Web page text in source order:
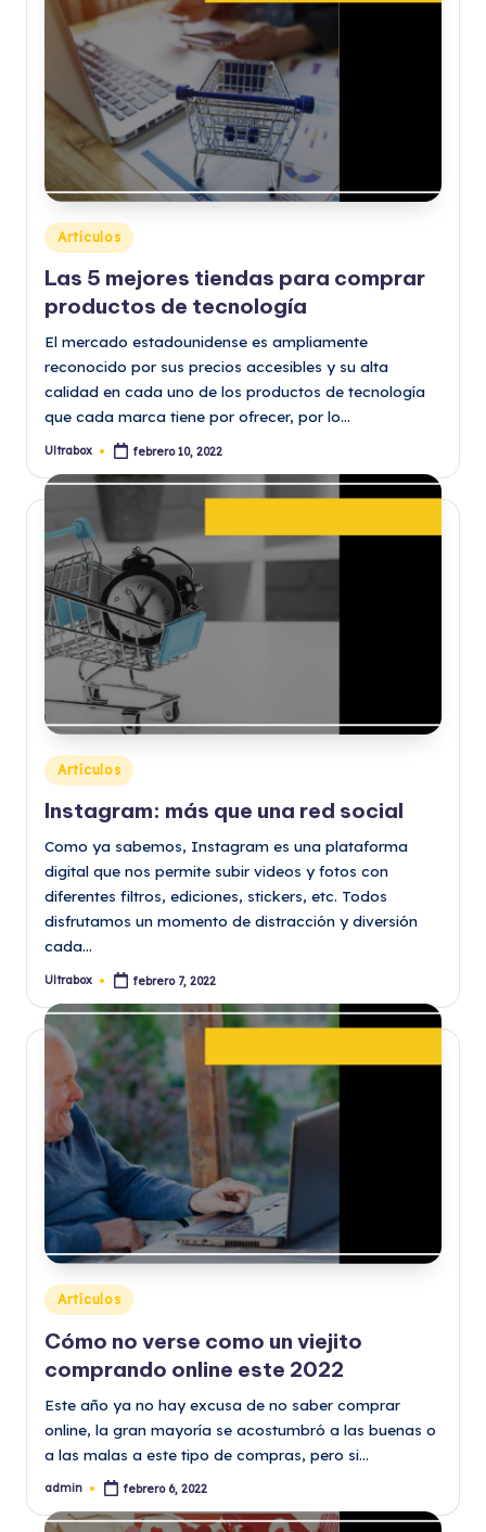
Publicado
en
Artículos
Las 5 mejores tiendas para comprar
productos de tecnología
El mercado estadounidense es ampliamente
reconocido por sus precios accesibles y su alta
calidad en cada uno de los productos de tecnología
que cada marca tiene por ofrecer, por lo…
Publicado
Ultrabox febrero 10, 2022
Publicado
en
Artículos
Instagram: más que una red social
Como ya sabemos, Instagram es una plataforma
digital que nos permite subir videos y fotos con
diferentes filtros, ediciones, stickers, etc. Todos
disfrutamos un momento de distracción y diversión
cada…
Publicado
Ultrabox febrero 7, 2022
Publicado
en
Artículos
Cómo no verse como un viejito
comprando online este 2022
Este año ya no hay excusa de no saber comprar
online, la gran mayoría se acostumbró a las buenas o
a las malas a este tipo de compras, pero si…
Publicado
admin febrero 6, 2022